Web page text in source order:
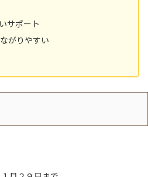
サポート
がりやすい